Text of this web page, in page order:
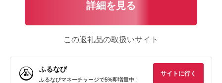
詳細を見る
この返礼品の取扱いサイト
ふるなび
ふるなびマネーチャージで5%即増量中！
サイトに行く